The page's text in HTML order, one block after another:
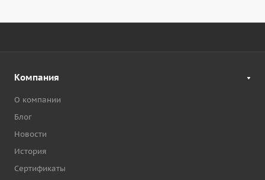
Компания
О компании
Блог
Новости
История
Сертификаты